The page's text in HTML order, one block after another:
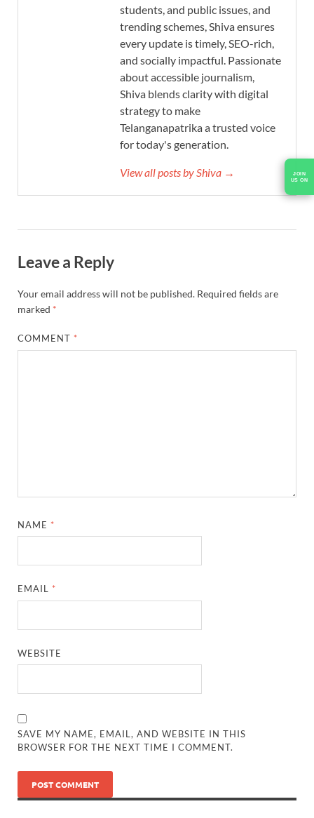
JOIN
US ON
students, and public issues, and
trending schemes, Shiva ensures
every update is timely, SEO-rich,
and socially impactful. Passionate
about accessible journalism,
Shiva blends clarity with digital
strategy to make
Telanganapatrika a trusted voice
for today's generation.
View all posts by Shiva →
Leave a Reply
Your email address will not be published. Required fields are
marked *
COMMENT *
NAME *
EMAIL *
WEBSITE
SAVE MY NAME, EMAIL, AND WEBSITE IN THIS
BROWSER FOR THE NEXT TIME I COMMENT.